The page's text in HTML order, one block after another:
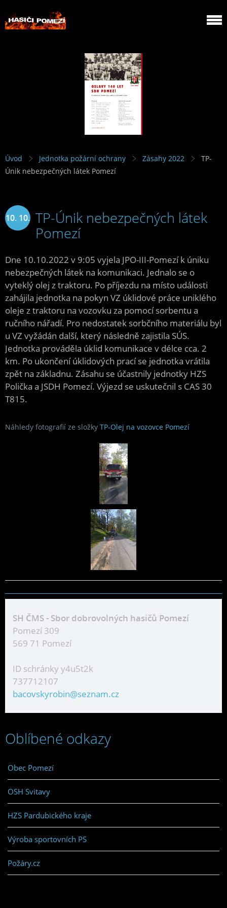
Úvod Jednotka požární ochrany Zásahy 2022
TP-
Únik nebezpečných látek Pomezí
10. 10. TP-Únik nebezpečných látek
Pomezí
Dne 10.10.2022 v 9:05 vyjela JPO-III-Pomezí k úniku
nebezpečných látek na komunikaci. Jednalo se o
vyteklý olej z traktoru. Po příjezdu na místo události
zahájila jednotka na pokyn VZ úklidové práce uniklého
oleje z traktoru na vozovku za pomocí sorbentu a
ručního nářadí. Pro nedostatek sorbčního materiálu byl
u VZ vyžádán další, který následně zajistila SÚS.
Jednotka prováděla úklid komunikace v délce cca. 2
km. Po ukončení úklidových prací se jednotka vrátila
zpět na základnu. Zásahu se účastnily jednotky HZS
Polička a JSDH Pomezí. Výjezd se uskutečnil s CAS 30
T815.
Náhledy fotografií ze složky TP-Olej na vozovce Pomezí
SH ČMS - Sbor dobrovolných hasičů Pomezí
Pomezí 309
569 71 Pomezí
ID schránky y4u5t2k
737712107
bacovskyrobin@seznam.cz
Oblíbené odkazy
Obec Pomezí
OSH Svitavy
HZS Pardubického kraje
Výroba sportovních PS
Požáry.cz